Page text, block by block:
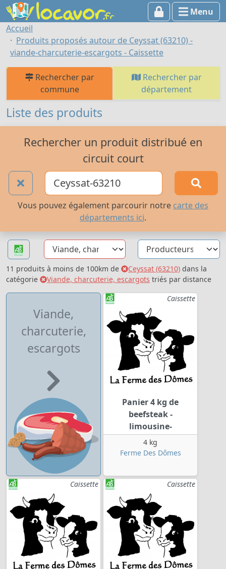
Menu
Accueil
Produits proposés autour de Ceyssat (63210) -
viande-charcuterie-escargots - Caissette
Rechercher par
commune
Rechercher par
département
Liste des produits
Rechercher un produit distribué en
circuit court
Vous pouvez également parcourir notre carte des
départements ici.
11 produits à moins de 100km de Ceyssat (63210) dans la
catégorie
Viande, charcuterie, escargots triés par distance
Viande,
charcuterie,
escargots
Caissette
Panier 4 kg de
beefsteak -
limousine-
4 kg
Ferme Des Dômes
Caissette Caissette